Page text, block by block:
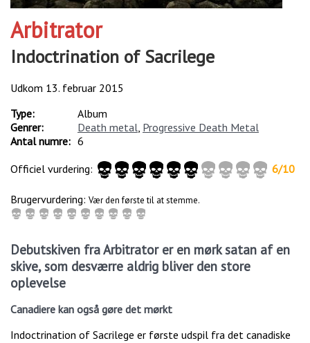
Arbitrator
Indoctrination of Sacrilege
Udkom 13. februar 2015
Type:
Album
Genrer:
Death metal Progressive Death Metal
Antal numre: 6
Officiel vurdering:
6/10
Brugervurdering: Vær den første til at stemme.
Debutskiven fra Arbitrator er en mørk satan af en
skive, som desværre aldrig bliver den store
oplevelse
Canadiere kan også gøre det mørkt
Indoctrination of Sacrilege er første udspil fra det canadiske